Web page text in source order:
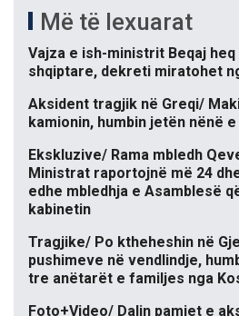
Më të lexuarat
Vajza e ish-ministrit Beqaj
shqiptare, dekreti miratohet
Aksident tragjik në Greqi/
kamionin, humbin jetën nënë
Ekskluzive/ Rama mbledh
Ministrat raportojnë më 24
edhe mbledhja e Asamblesë
kabinetin
Tragjike/ Po ktheheshin në
pushimeve në vendlindje,
tre anëtarët e familjes nga
Foto+Video/ Dalin pamjet e